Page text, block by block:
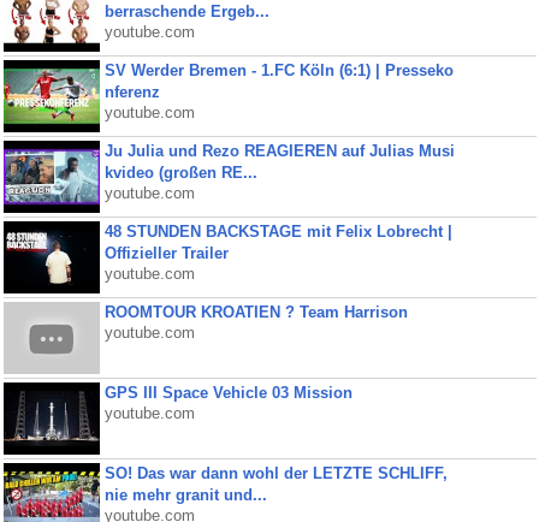
berraschende Ergeb...
youtube.com
SV Werder Bremen - 1.FC Köln (6:1) | Presseko
nferenz
youtube.com
Ju Julia und Rezo REAGIEREN auf Julias Musi
kvideo (großen RE...
youtube.com
48 STUNDEN BACKSTAGE mit Felix Lobrecht |
Offizieller Trailer
youtube.com
ROOMTOUR KROATIEN ? Team Harrison
youtube.com
GPS III Space Vehicle 03 Mission
youtube.com
SO! Das war dann wohl der LETZTE SCHLIFF,
nie mehr granit und...
youtube.com